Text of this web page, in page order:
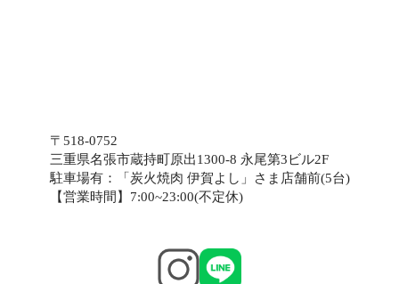
〒518-0752
三重県名張市蔵持町原出1300-8 永尾第3ビル2F
駐車場有：「炭火焼肉 伊賀よし」さま店舗前(5台)
【営業時間】7:00~23:00(不定休)